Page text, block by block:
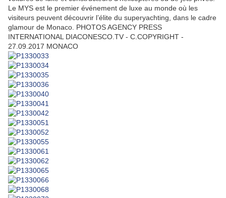
Le MYS est le premier événement de luxe au monde où les
visiteurs peuvent découvrir l’élite du superyachting, dans le cadre
glamour de Monaco. PHOTOS AGENCY PRESS
INTERNATIONAL DIACONESCO.TV - C.COPYRIGHT -
27.09.2017 MONACO